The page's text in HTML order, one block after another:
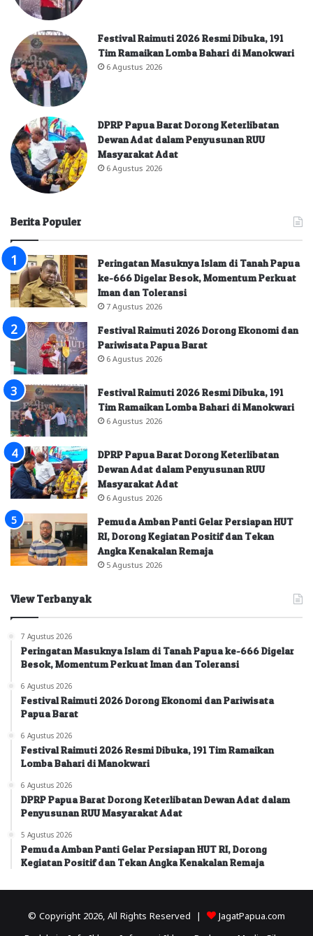
Festival Raimuti 2026 Resmi Dibuka, 191
Tim Ramaikan Lomba Bahari di Manokwari
6 Agustus 2026
DPRP Papua Barat Dorong Keterlibatan
Dewan Adat dalam Penyusunan RUU
Masyarakat Adat
6 Agustus 2026
Berita Populer
Peringatan Masuknya Islam di Tanah Papua
ke-666 Digelar Besok, Momentum Perkuat
Iman dan Toleransi
7 Agustus 2026
Festival Raimuti 2026 Dorong Ekonomi dan
Pariwisata Papua Barat
6 Agustus 2026
Festival Raimuti 2026 Resmi Dibuka, 191
Tim Ramaikan Lomba Bahari di Manokwari
6 Agustus 2026
DPRP Papua Barat Dorong Keterlibatan
Dewan Adat dalam Penyusunan RUU
Masyarakat Adat
6 Agustus 2026
Pemuda Amban Panti Gelar Persiapan HUT
RI, Dorong Kegiatan Positif dan Tekan
Angka Kenakalan Remaja
5 Agustus 2026
View Terbanyak
7 Agustus 2026
Peringatan Masuknya Islam di Tanah Papua ke-666 Digelar
Besok, Momentum Perkuat Iman dan Toleransi
6 Agustus 2026
Festival Raimuti 2026 Dorong Ekonomi dan Pariwisata
Papua Barat
6 Agustus 2026
Festival Raimuti 2026 Resmi Dibuka, 191 Tim Ramaikan
Lomba Bahari di Manokwari
6 Agustus 2026
DPRP Papua Barat Dorong Keterlibatan Dewan Adat dalam
Penyusunan RUU Masyarakat Adat
5 Agustus 2026
Pemuda Amban Panti Gelar Persiapan HUT RI, Dorong
Kegiatan Positif dan Tekan Angka Kenakalan Remaja
© Copyright 2026, All Rights Reserved | JagatPapua.com